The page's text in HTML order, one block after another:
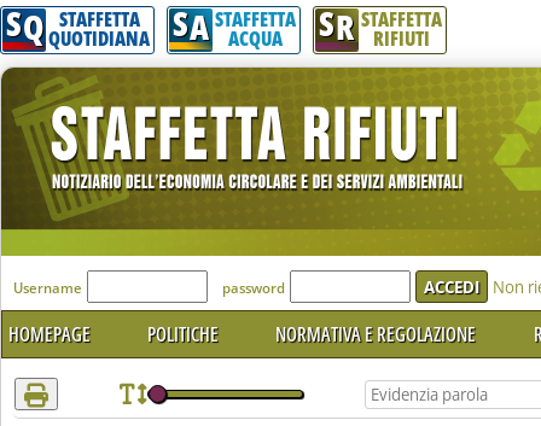
Attenzione! Esegui l'accesso per lèggere interamente la notizia.
SQ STAFFETTA
QUOTIDIANA SA STAFFETTA
ACQUA SR STAFFETTA
RIFIUTI
'Modulo Login per accedere'
Username password Non
HOMEPAGE POLITICHE NORMATIVA E REGOLAZIONE